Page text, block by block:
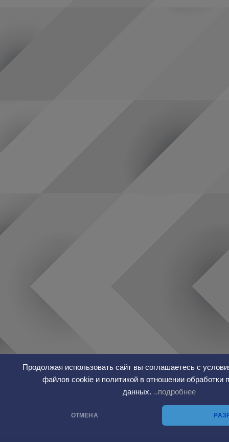
Продолжая использовать сайт вы соглашаетесь с
файлов cookie и политикой в отношении обработки
данных. ..подробнее
ОТМЕНА